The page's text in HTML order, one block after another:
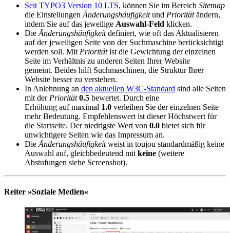
Seit TYPO3 Version 10 LTS, können Sie im Bereich Sitemap
die Einstellungen Änderungshäufigkeitund Prioritätändern,
indem Sie auf das jeweilige Auswahl-Feld klicken.
Die Änderungshäufigkeitdefiniert, wie oft das Aktualisieren
auf der jeweiligen Seite von der Suchmaschine berücksichtigt
werden soll. Mit Prioritätist die Gewichtung der einzelnen
Seite im Verhältnis zu anderen Seiten Ihrer Website
gemeint. Beides hilft Suchmaschinen, die Struktur Ihrer
Website besser zu verstehen.
In Anlehnung an den aktuellen W3C-Standard sind alle Seiten
mit der Priorität 0.5 bewertet. Durch eine
Erhöhung auf maximal 1.0 verleihen Sie der einzelnen Seite
mehr Bedeutung. Empfehlenswert ist dieser Höchstwert für
die Startseite. Der niedrigste Wert von 0.0 bietet sich für
unwichtigere Seiten wie das Impressum an.
Die Änderungshäufigkeitweist in toujou standardmäßig keine
Auswahl auf, gleichbedeutend mit keine (weitere
Abstufungen siehe Screenshot).
Reiter »Soziale Medien«